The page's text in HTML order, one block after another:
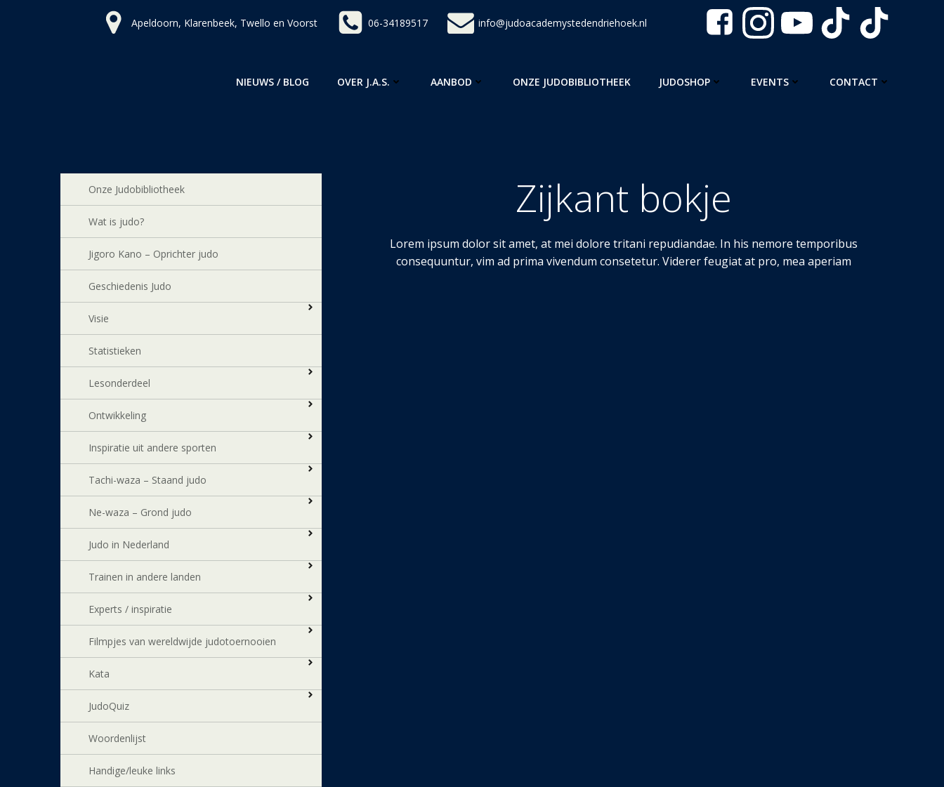
Apeldoorn, Klarenbeek, Twello en Voorst 06-34189517 info@judoacademystedendriehoek.nl
NIEUWS / BLOG OVER J.A.S. AANBOD ONZE JUDOBIBLIOTHEEK JUDOSHOP EVENTS CONTACT
Onze Judobibliotheek
Wat is judo?
Jigoro Kano – Oprichter judo
Geschiedenis Judo
Visie
Statistieken
Lesonderdeel
Ontwikkeling
Inspiratie uit andere sporten
Tachi-waza – Staand judo
Ne-waza – Grond judo
Judo in Nederland
Trainen in andere landen
Experts / inspiratie
Filmpjes van wereldwijde judotoernooien
Kata
JudoQuiz
Woordenlijst
Handige/leuke links
Zijkant bokje
Lorem ipsum dolor sit amet, at mei dolore tritani repudiandae. In his nemore temporibus
consequuntur, vim ad prima vivendum consetetur. Viderer feugiat at pro, mea aperiam